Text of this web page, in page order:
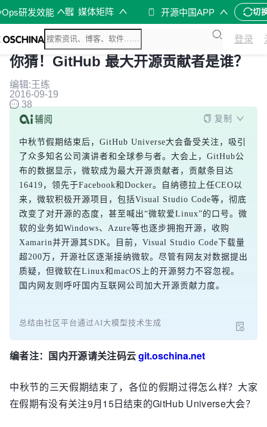
研发效能 媒体矩阵 开源中国APP 切
登录
你猜！GitHub 最大开源贡献者是谁？
编辑:王练
2016-09-19
38
复制
中秋节假期结束后，GitHub Universe大会备受关注，吸引
了众多知名公司演讲者和全球参与者。大会上，GitHub公
布的数据显示，微软成为最大开源贡献者，贡献条目达
16419，领先于Facebook和Docker。自纳德拉上任CEO以
来，微软积极开源项目，包括Visual Studio Code等，彻底
改变了对开源的态度，甚至喊出“微软爱Linux”的口号。微
软的业务如Windows、Azure等也逐步拥抱开源，收购
Xamarin并开源其SDK。目前，Visual Studio Code下载量
超200万，开源社区逐渐接纳微软。尽管有网友对数据提出
质疑，但微软在Linux和macOS上的开源努力不容忽视。
国内网友则呼吁国内互联网公司加大开源贡献力度。
总结由社区平台通过AI大模型技术生成
编者注：国内开源请关注码云git.oschina.net
中秋节的三天假期结束了，各位的假期过得怎么样？大家
在假期有没有关注9月15日结束的GitHub Universe大会？